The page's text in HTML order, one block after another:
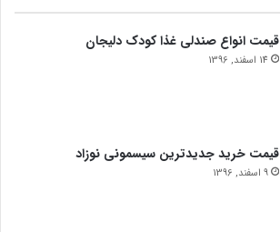
قیمت انواع صندلی غذا کودک دلیجان
14 اسفند, 1396
قیمت خرید جدیدترین سیسمونی نوزاد
9 اسفند, 1396